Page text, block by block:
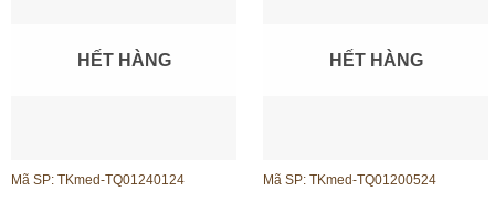
HẾT HÀNG
Mã SP: TKmed-TQ01240124
HẾT HÀNG
Mã SP: TKmed-TQ01200524